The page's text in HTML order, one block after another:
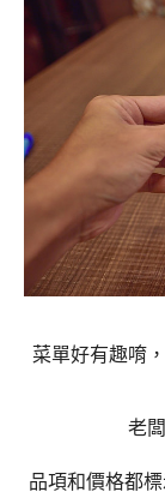
菜單好有趣唷
老
品項和價格都